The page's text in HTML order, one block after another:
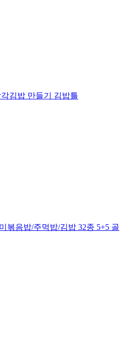
김밥 만들기 김밥틀
볶음밥/주먹밥/김밥 32종 5+5 골